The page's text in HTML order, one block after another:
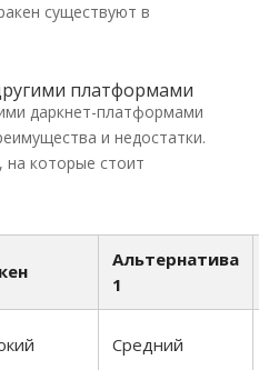
существуют в
платформами
даркнет-платформами
и недостатки.
на которые стоит
Альтернатива
1
Средний